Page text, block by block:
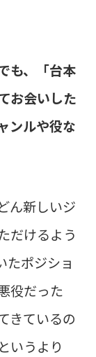
も、「台本
お会いした
ンルや役な
ん新しいジ
だけるよう
たポジショ
役だった
きているの
いうより